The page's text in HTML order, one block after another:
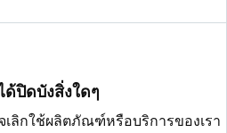
ด้ปิดบังสิ่งใดๆ
เลิกใช้ผลิตภัณฑ์หรือบริการของเรา